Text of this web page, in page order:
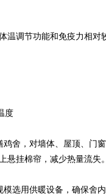
调节功能和免疫力相对
度
，对墙体、屋顶、门
悬挂棉帘，减少热量流失
用供暖设备，确保舍